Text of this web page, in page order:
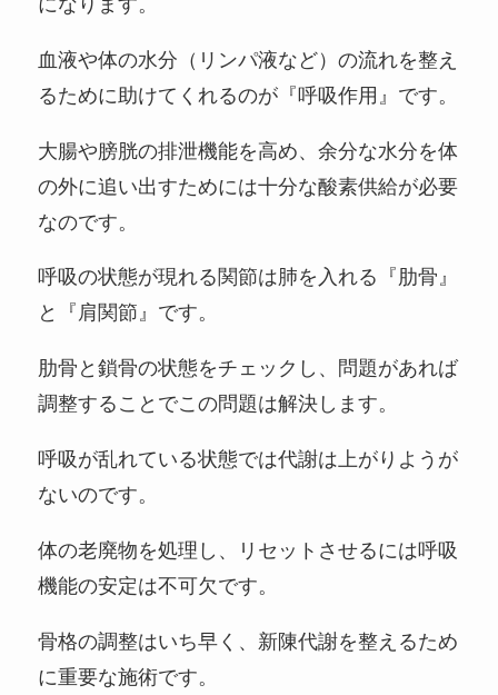
血液や体の水分（リンパ液など）の流れを整え
るために助けてくれるのが『呼吸作用』です。
大腸や膀胱の排泄機能を高め、余分な水分を体
の外に追い出すためには十分な酸素供給が必要
なのです。
呼吸の状態が現れる関節は肺を入れる『肋骨』
と『肩関節』です。
肋骨と鎖骨の状態をチェックし、問題があれば
調整することでこの問題は解決します。
呼吸が乱れている状態では代謝は上がりようが
ないのです。
体の老廃物を処理し、リセットさせるには呼吸
機能の安定は不可欠です。
骨格の調整はいち早く、新陳代謝を整えるため
に重要な施術です。